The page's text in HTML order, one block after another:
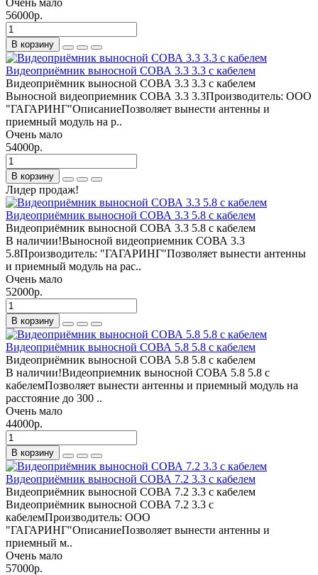
56000р.
В корзину
Видеоприёмник выносной СОВА 3.3 3.3 с кабелем
Видеоприёмник выносной СОВА 3.3 3.3 с кабелем
Выносной видеоприемник СОВА 3.3 3.3Производитель: ООО
"ГАГАРИНГ"ОписаниеПозволяет вынести антенны и
приемный модуль на р..
Очень мало
54000р.
В корзину
Лидер продаж!
Видеоприёмник выносной СОВА 3.3 5.8 с кабелем
Видеоприёмник выносной СОВА 3.3 5.8 с кабелем
В наличии!Выносной видеоприемник СОВА 3.3
5.8Производитель: "ГАГАРИНГ"Позволяет вынести антенны
и приемный модуль на рас..
Очень мало
52000р.
В корзину
Видеоприёмник выносной СОВА 5.8 5.8 с кабелем
Видеоприёмник выносной СОВА 5.8 5.8 с кабелем
В наличии!Видеоприемник выносной СОВА 5.8 5.8 с
кабелемПозволяет вынести антенны и приемный модуль на
расстояние до 300 ..
Очень мало
44000р.
В корзину
Видеоприёмник выносной СОВА 7.2 3.3 с кабелем
Видеоприёмник выносной СОВА 7.2 3.3 с кабелем
Видеоприёмник выносной СОВА 7.2 3.3 с
кабелемПроизводитель: ООО
"ГАГАРИНГ"ОписаниеПозволяет вынести антенны и
приемный м..
Очень мало
57000р.